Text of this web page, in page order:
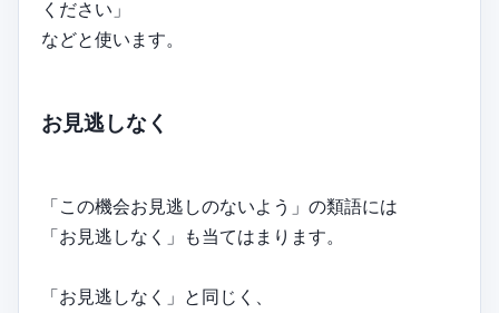
ください」
などと使います。
お見逃しなく
「この機会お見逃しのないよう」の類語には
「お見逃しなく」も当てはまります。
「お見逃しなく」と同じく、